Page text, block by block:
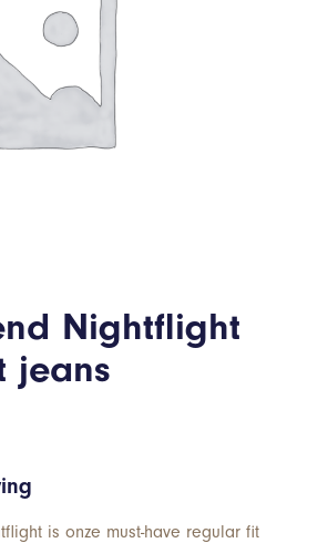
Nightflight
jeans
is onze must-have regular fit